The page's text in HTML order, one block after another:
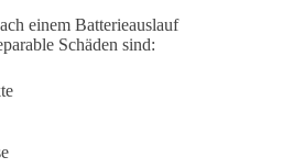
einem Batterieauslauf
Schäden sind: